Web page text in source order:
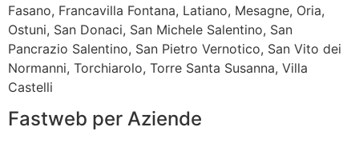
Fasano, Francavilla Fontana, Latiano, Mesagne, Oria,
Ostuni, San Donaci, San Michele Salentino, San
Pancrazio Salentino, San Pietro Vernotico, San Vito dei
Normanni, Torchiarolo, Torre Santa Susanna, Villa
Castelli
Fastweb per Aziende